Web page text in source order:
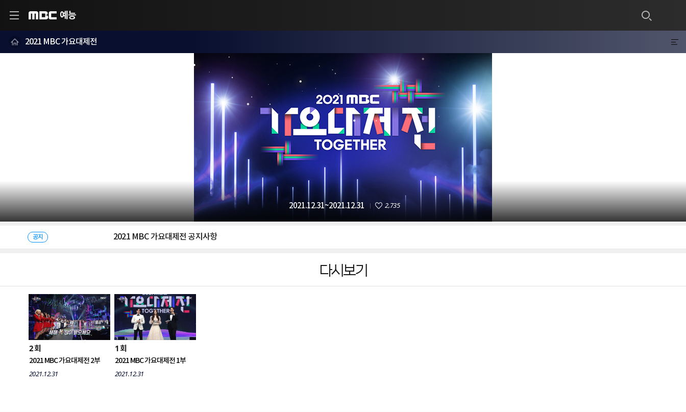
예능
2021 MBC 가요대제전
2021.12.31~2021.12.31 2,735
공지 2021 MBC 가요대제전 공지사항
다시보기
2회
2021 MBC 가요대제전 2부
2021.12.31
1회
2021 MBC 가요대제전 1부
2021.12.31